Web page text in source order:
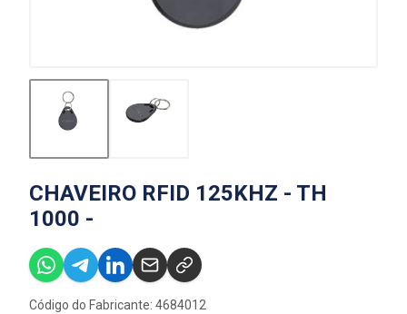
CHAVEIRO RFID 125KHZ - TH
1000 -
Código do Fabricante: 4684012